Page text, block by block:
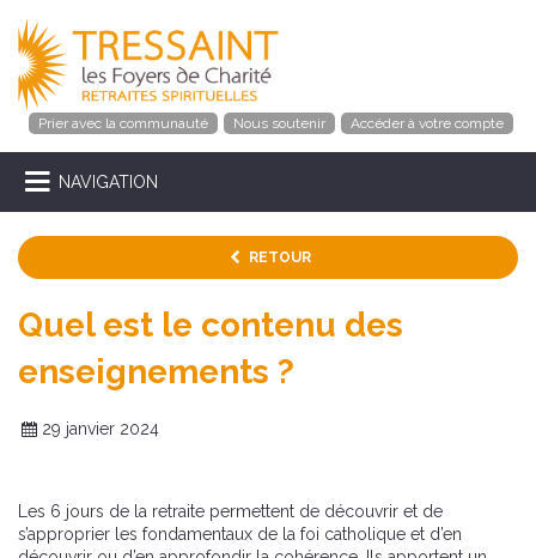
Prier avec la communauté Nous soutenir Accéder à votre compte
NAVIGATION
RETOUR
Quel est le contenu des
enseignements ?
29 janvier 2024
Les 6 jours de la retraite permettent de découvrir et de
s’approprier les fondamentaux de la foi catholique et d’en